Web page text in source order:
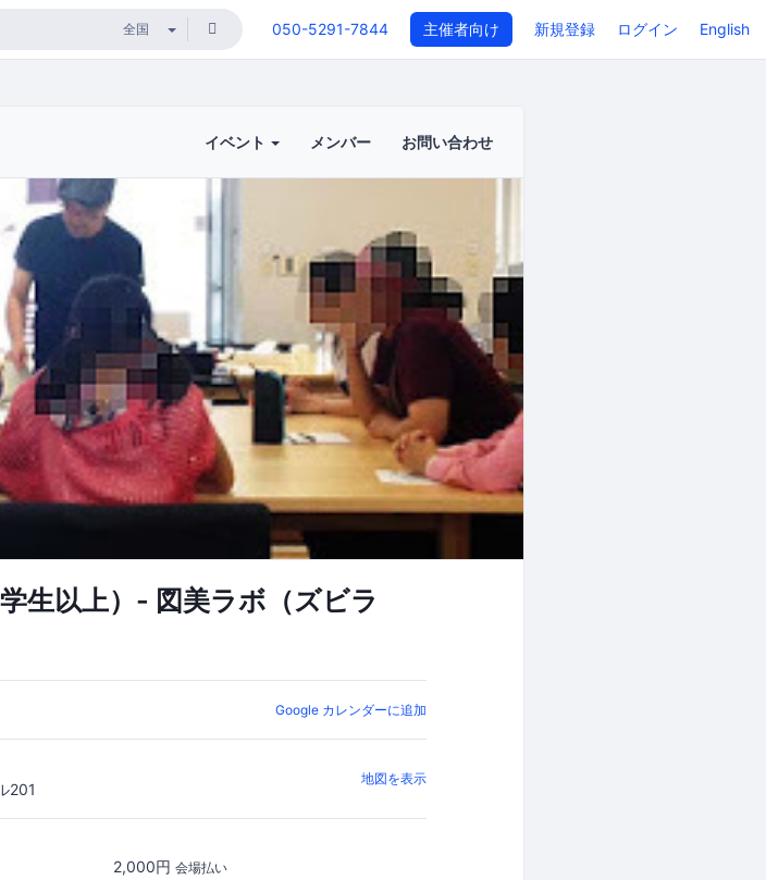
050-5291-7844 主催者向け 新規登録 ログイン English
イベント メンバー お問い合わせ
生以上）- 図美ラボ（ズビラ
Google カレンダーに追加
201
地図を表示
2,000円 会場払い